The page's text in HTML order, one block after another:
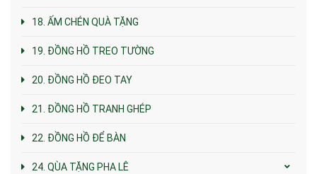
18. ẤM CHÉN QUÀ TẶNG
19. ĐỒNG HỒ TREO TƯỜNG
20. ĐỒNG HỒ ĐEO TAY
21. ĐỒNG HỒ TRANH GHÉP
22. ĐỒNG HỒ ĐỂ BÀN
24. QÙA TẶNG PHA LÊ